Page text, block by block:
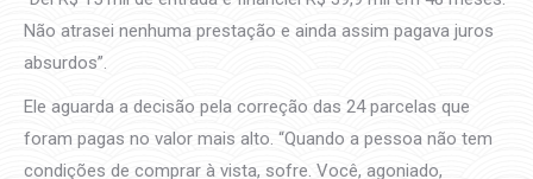
Não atrasei nenhuma prestação e ainda assim pagava juros
absurdos”.
Ele aguarda a decisão pela correção das 24 parcelas que
foram pagas no valor mais alto. “Quando a pessoa não tem
condições de comprar à vista, sofre. Você, agoniado,